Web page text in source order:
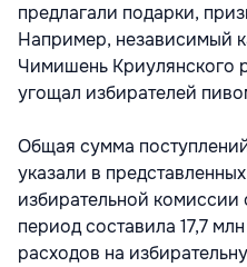
предлагали подарки,
Например, независимый
Чимишень Криулянского
угощал избирателей
Общая сумма
указали в
избирательной комиссии
период составила 17,7
расходов на